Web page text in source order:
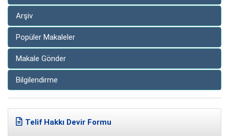
Arşiv
Popüler Makaleler
Makale Gönder
Bilgilendirme
Telif Hakkı Devir Formu